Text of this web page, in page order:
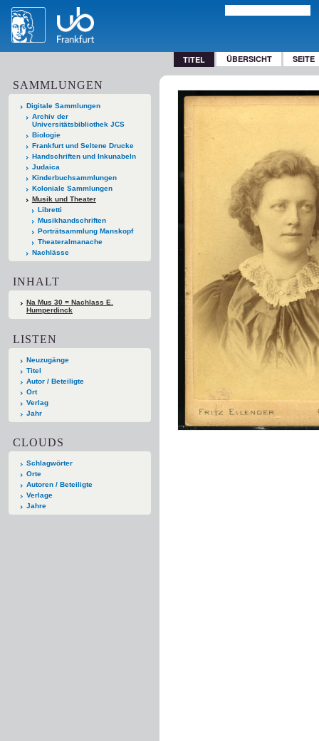
TITEL ÜBERSICHT SEITE
SAMMLUNGEN
Digitale Sammlungen
Archiv der
Universitätsbibliothek JCS
Biologie
Frankfurt und Seltene Drucke
Handschriften und Inkunabeln
Judaica
Kinderbuchsammlungen
Koloniale Sammlungen
Musik und Theater
Libretti
Musikhandschriften
Porträtsammlung Manskopf
Theateralmanache
Nachlässe
INHALT
Na Mus 30 = Nachlass E.
Humperdinck
LISTEN
Neuzugänge
Titel
Autor / Beteiligte
Ort
Verlag
Jahr
CLOUDS
Schlagwörter
Orte
Autoren / Beteiligte
Verlage
Jahre